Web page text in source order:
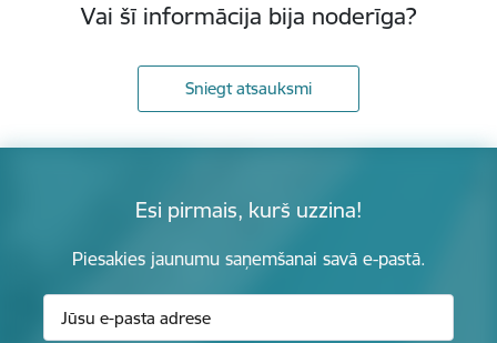
Vai šī informācija bija noderīga?
Sniegt atsauksmi
Esi pirmais, kurš uzzina!
Piesakies jaunumu saņemšanai savā e-pastā.